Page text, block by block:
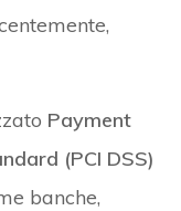
Payment
(PCI DSS)
banche,